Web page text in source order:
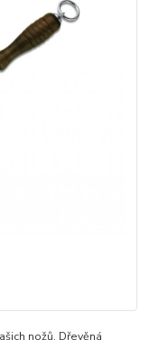
nožů. Dřevěná